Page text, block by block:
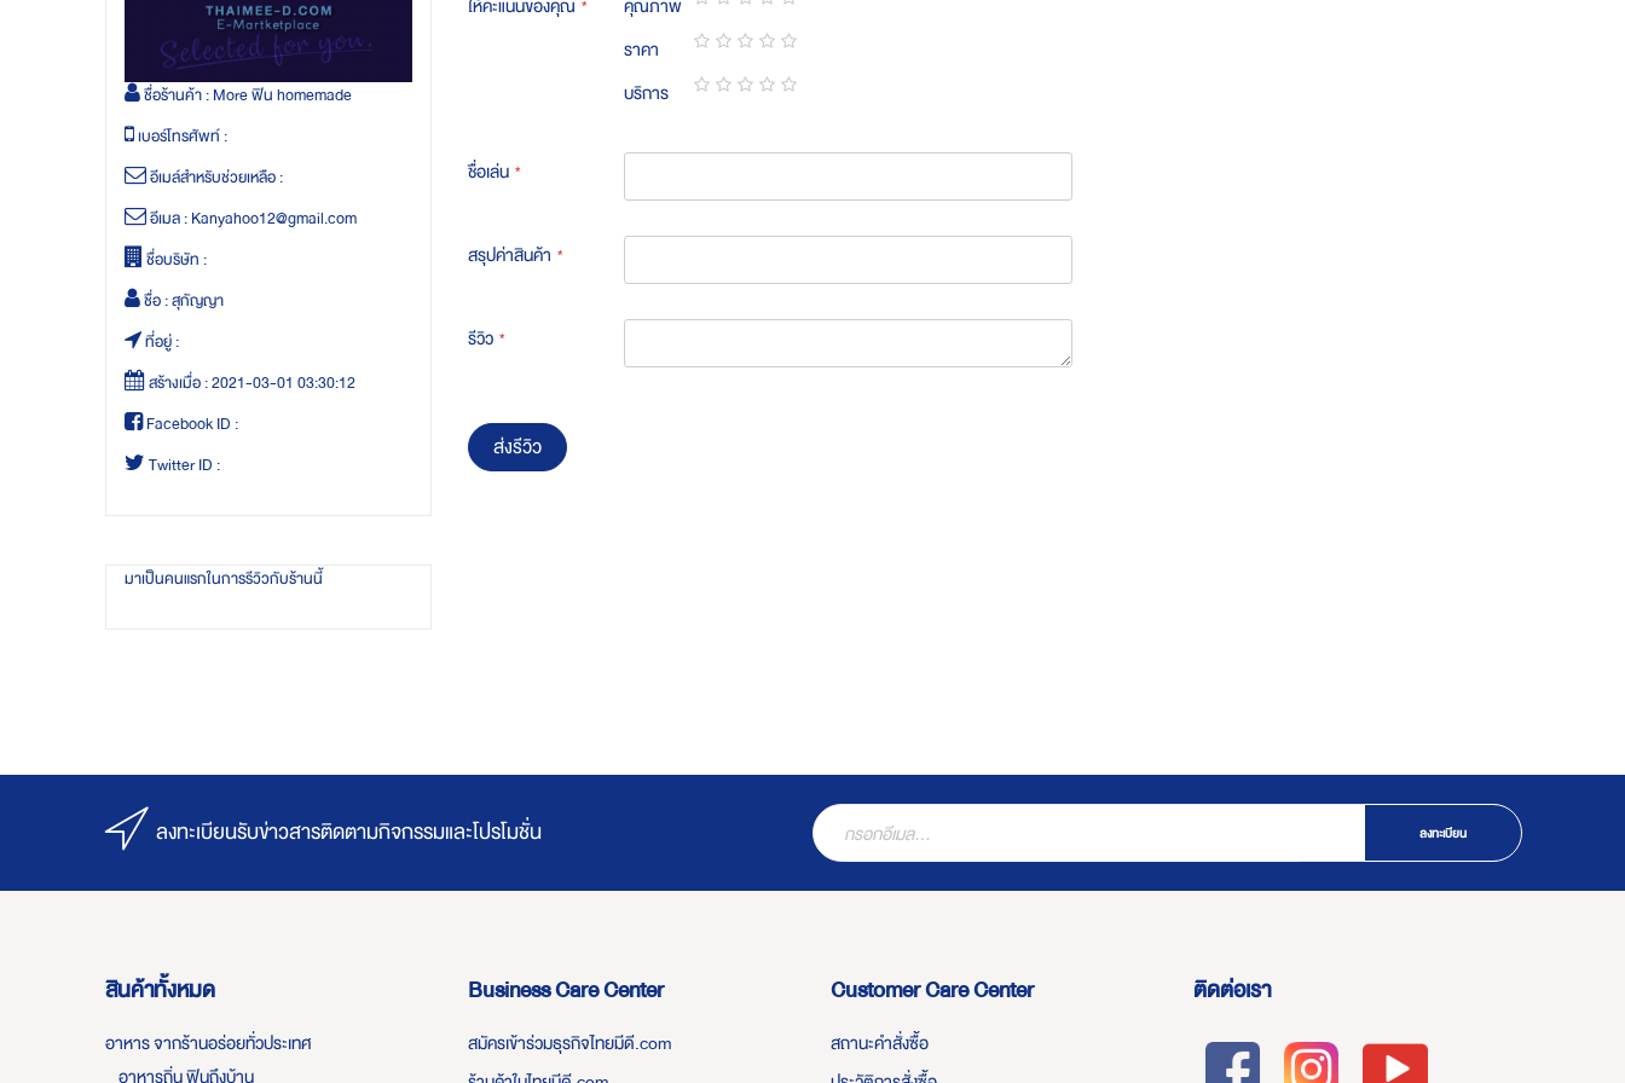
ชื่อร้านค้า :More ฟิน homemade
เบอร์โทรศัพท์ :
อีเมล์สำหรับช่วยเหลือ :
อีเมล :Kanyahoo12@gmail.com
ชื่อบริษัท :
ชื่อ :สุกัญญา
ที่อยู่ :
สร้างเมื่อ :2021-03-01 03:30:12
Facebook ID :
Twitter ID :
มาเป็นคนแรกในการรีวิวกับร้านนี้
ให้คะแนนของคุณ คุณภาพ
1
star
2
stars
3
stars
4
stars
5
stars
ราคา
1
star
2
stars
3
stars
4
stars
5
stars
บริการ
ชื่อเล่น
สรุปค่าสินค้า
รีวิว
ส่งรีวิว
ลงทะเบียนรับข่าวสารติดตามกิจกรรมและโปรโมชั่น ลงทะเบียน
สินค้าทั้งหมด
อาหาร จากร้านอร่อยทั่วประเทศ
อาหารถิ่น ฟินถึงบ้าน
Business Care Center
สมัครเข้าร่วมธุรกิจไทยมีดี.com
Customer Care Center
สถานะคำสั่งซื้อ
ติดต่อเรา